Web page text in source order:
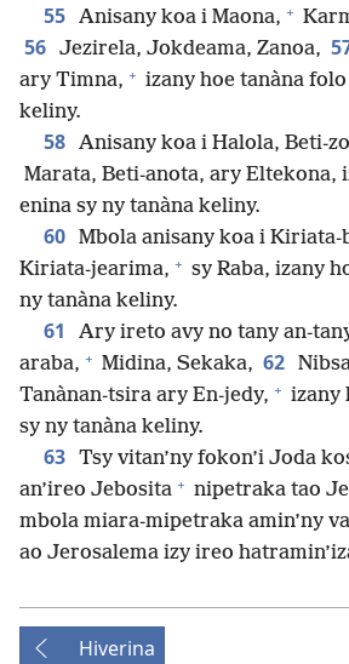
55 Anisany koa i Maona, +
56 Jezirela, Jokdeama, Zanoa,
ary Timna, + izany hoe tanàna
keliny.
58 Anisany koa i Halola, Beti-
Marata, Beti-anota, ary Eltekona,
enina sy ny tanàna keliny.
60 Mbola anisany koa i Kiriata-
Kiriata-jearima, + sy Raba, izany
ny tanàna keliny.
61
Ary ireto avy no tany an-
araba, + Midina, Sekaka, 62
Tanànan-tsira ary En-jedy, + izany
sy ny tanàna keliny.
63 Tsy vitan’ny fokon’i Joda
an’ireo Jebosita + nipetraka tao
mbola miara-mipetraka amin’ny
ao Jerosalema izy ireo
Hiverina